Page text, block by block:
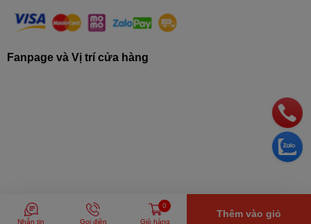
Fanpage và Vị trí cửa hàng
© Bản quyền thuộc về Siêu thị điện máy TRUNG THẢO
bởiSapo
Nhắn tin Gọi điện
0
Giỏ hàng
Thêm vào giỏ